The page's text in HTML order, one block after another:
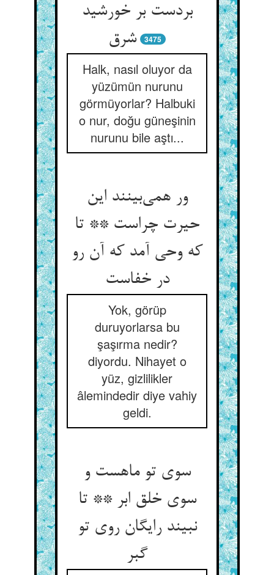
بردست بر خورشید
شرق
3475
Halk, nasıl oluyor da
yüzümün nurunu
görmüyorlar? Halbuki
o nur, doğu güneşinin
nurunu bile aştı...
ور همی‌بینند این
حیرت چراست ** تا
که وحی آمد که آن رو
در خفاست
Yok, görüp
duruyorlarsa bu
şaşırma nedir?
diyordu. Nihayet o
yüz, gizlilikler
âlemindedir diye vahiy
geldi.
سوی تو ماهست و
سوی خلق ابر ** تا
نبیند رایگان روی تو
گبر